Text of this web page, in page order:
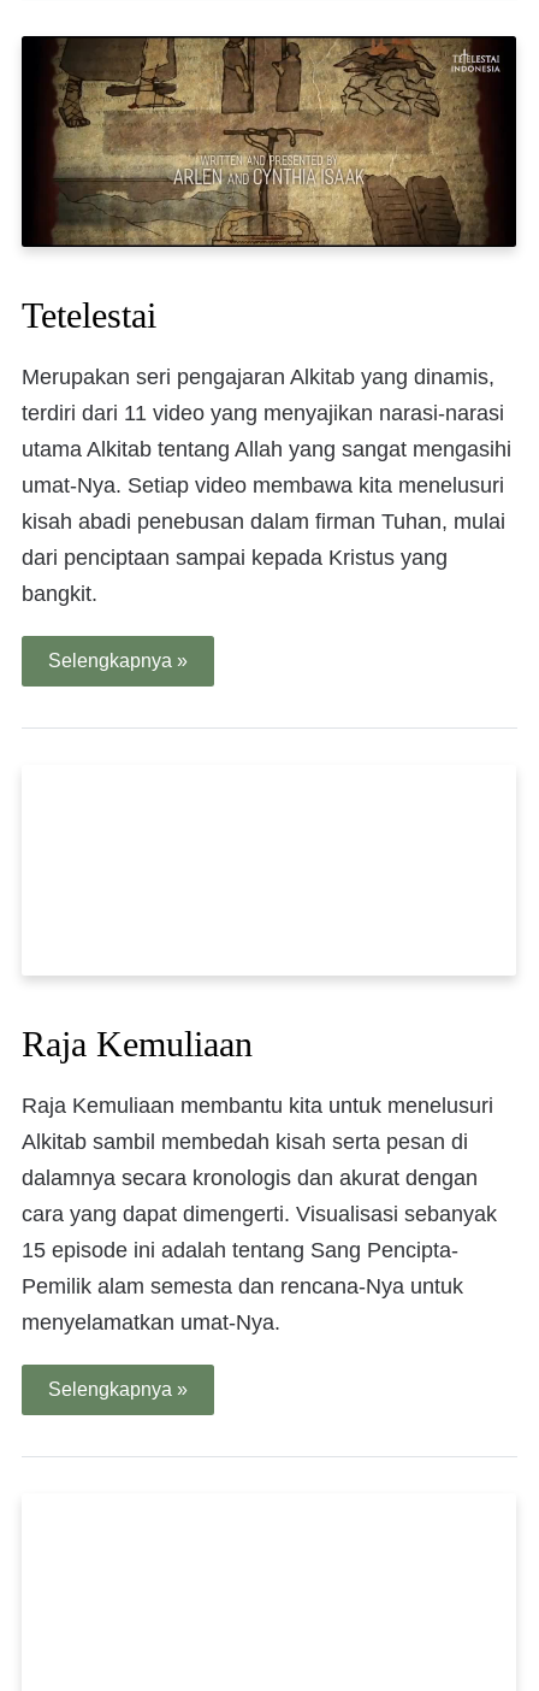
Tetelestai
Merupakan seri pengajaran Alkitab yang dinamis,
terdiri dari 11 video yang menyajikan narasi-narasi
utama Alkitab tentang Allah yang sangat mengasihi
umat-Nya. Setiap video membawa kita menelusuri
kisah abadi penebusan dalam firman Tuhan, mulai
dari penciptaan sampai kepada Kristus yang
bangkit.
Selengkapnya »
Raja Kemuliaan
Raja Kemuliaan membantu kita untuk menelusuri
Alkitab sambil membedah kisah serta pesan di
dalamnya secara kronologis dan akurat dengan
cara yang dapat dimengerti. Visualisasi sebanyak
15 episode ini adalah tentang Sang Pencipta-
Pemilik alam semesta dan rencana-Nya untuk
menyelamatkan umat-Nya.
Selengkapnya »